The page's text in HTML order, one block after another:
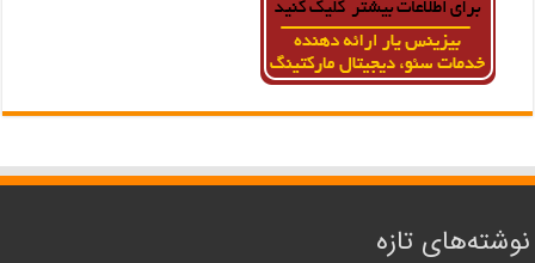
نوشته‌های تازه